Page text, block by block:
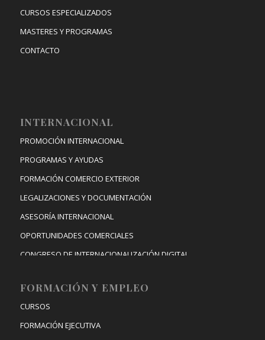
CURSOS ESPECIALIZADOS
MASTERES Y PROGRAMAS
CONTACTO
INTERNACIONAL
PROMOCIÓN INTERNACIONAL
PROGRAMAS Y AYUDAS
FORMACIÓN COMERCIO EXTERIOR
LEGALIZACIONES Y DOCUMENTACIÓN
ASESORÍA INTERNACIONAL
OPORTUNIDADES COMERCIALES
CONGRESO DE INTERNACIONALIZACIÓN DIGITAL
FORMACIÓN Y EMPLEO
CURSOS
FORMACIÓN EJECUTIVA